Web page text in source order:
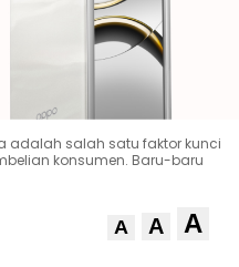
adalah salah satu faktor kunci
konsumen. Baru-baru
A A A